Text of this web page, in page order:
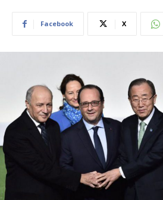
Facebook X